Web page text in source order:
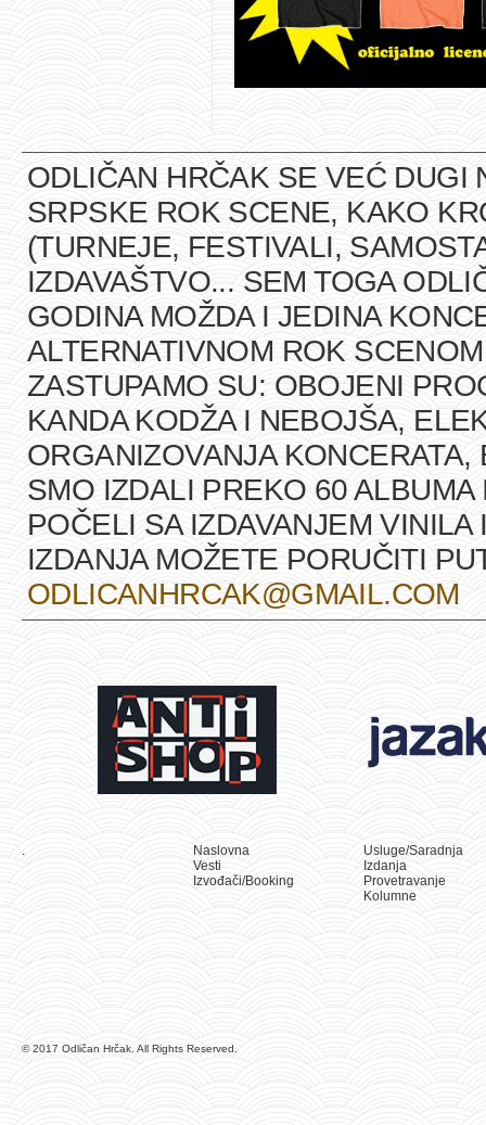
ODLIČAN HRČAK SE VEĆ DUGI
SRPSKE ROK SCENE, KAKO
(TURNEJE, FESTIVALI,
IZDAVAŠTVO... SEM TOGA
GODINA MOŽDA I JEDINA
ALTERNATIVNOM ROK
ZASTUPAMO SU: OBOJENI
KANDA KODŽA I NEBOJŠA,
ORGANIZOVANJA
SMO IZDALI PREKO 60
POČELI SA IZDAVANJEM
IZDANJA MOŽETE PORUČITI
ODLICANHRCAK@GMAIL.COM
.
Naslovna
Vesti
Izvođači/Booking
Usluge/Saradnja
Izdanja
Provetravanje
Kolumne
© 2017 Odličan Hrčak. All Rights Reserved.